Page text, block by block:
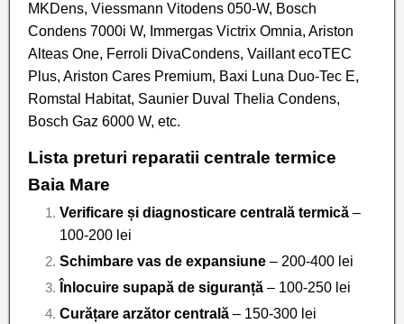
MKDens, Viessmann Vitodens 050-W, Bosch
Condens 7000i W, Immergas Victrix Omnia, Ariston
Alteas One, Ferroli DivaCondens, Vaillant ecoTEC
Plus, Ariston Cares Premium, Baxi Luna Duo-Tec E,
Romstal Habitat, Saunier Duval Thelia Condens,
Bosch Gaz 6000 W, etc.
Lista preturi reparatii centrale termice
Baia Mare
Verificare și diagnosticare centrală termică –
100-200 lei
Schimbare vas de expansiune – 200-400 lei
Înlocuire supapă de siguranță – 100-250 lei
Curățare arzător centrală – 150-300 lei